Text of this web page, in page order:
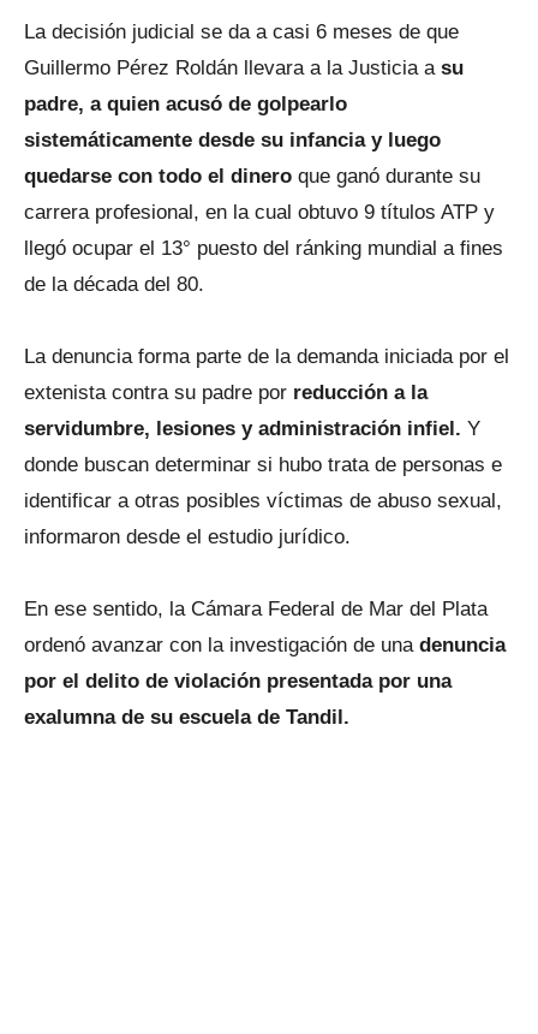
La decisión judicial se da a casi 6 meses de que
Guillermo Pérez Roldán llevara a la Justicia asu
padre, a quien acusó de golpearlo
sistemáticamente desde su infancia y luego
quedarse con todo el dinero que ganó durante su
carrera profesional, en la cual obtuvo 9 títulos ATP y
llegó ocupar el 13° puesto del ránking mundial a fines
de la década del 80.
La denuncia forma parte de la demanda iniciada por el
extenista contra su padre por reducción a la
servidumbre, lesiones y administración infiel. Y
donde buscan determinar si hubo trata de personas e
identificar a otras posibles víctimas de abuso sexual,
informaron desde el estudio jurídico.
En ese sentido, la Cámara Federal de Mar del Plata
ordenó avanzar con la investigación de una denuncia
por el delito de violación presentada por una
exalumna de su escuela de Tandil.